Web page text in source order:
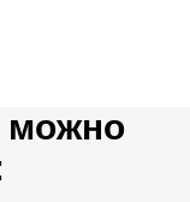
можно